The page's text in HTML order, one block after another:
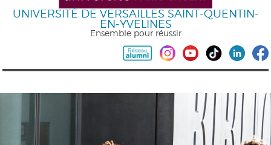
UNIVERSITÉ DE VERSAILLES SAINT-QUENTIN-
EN-YVELINES
Ensemble pour réussir